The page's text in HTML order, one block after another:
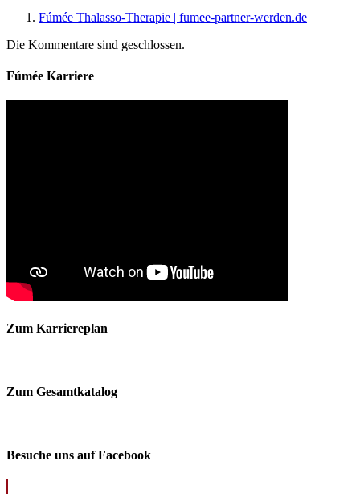
Fúmée Thalasso-Therapie | fumee-partner-werden.de
Die Kommentare sind geschlossen.
Fúmée Karriere
Zum Karriereplan
Zum Gesamtkatalog
Besuche uns auf Facebook